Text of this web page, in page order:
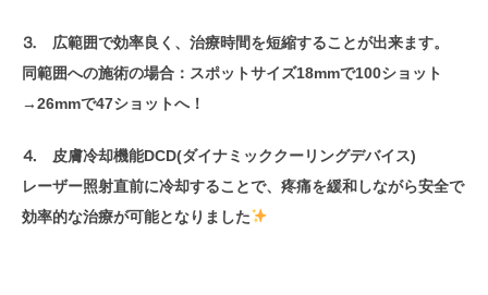
⒊ 広範囲で効率良く、治療時間を短縮することが出来ます。
同範囲への施術の場合：スポットサイズ18mmで100ショット
→26mmで47ショットへ！
⒋ 皮膚冷却機能DCD(ダイナミッククーリングデバイス)
レーザー照射直前に冷却することで、疼痛を緩和しながら安全で
効率的な治療が可能となりました